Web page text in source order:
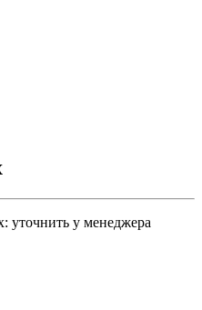
уточнить у менеджера